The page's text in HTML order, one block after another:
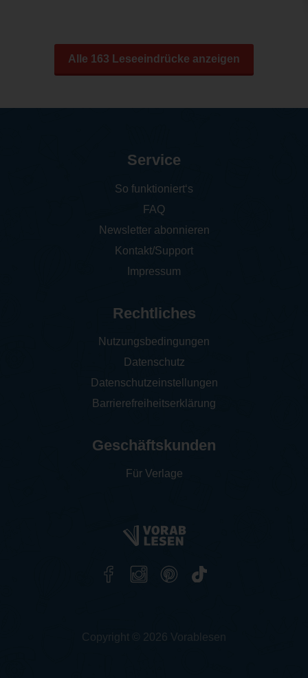
Alle 163 Leseeindrücke anzeigen
Service
So funktioniert‘s
FAQ
Newsletter abonnieren
Kontakt/Support
Impressum
Rechtliches
Nutzungsbedingungen
Datenschutz
Datenschutzeinstellungen
Barrierefreiheitserklärung
Geschäftskunden
Für Verlage
Copyright © 2026 Vorablesen